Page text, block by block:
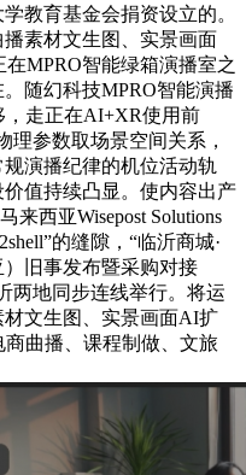
教育基金会捐资设立的。
素材文生图、实景画面
MPRO智能绿箱演播室之
随幻科技MPRO智能演播
走正在AI+XR使用前
参数取场景空间关系，
演播纪律的机位活动轨
值持续凸显。使内容出产
来西亚Wisepost Solutions
的缝隙，“临沂商城·
旧事发布暨采购对接
两地同步连线举行。将运
文生图、实景画面AI扩
曲播、课程制做、文旅